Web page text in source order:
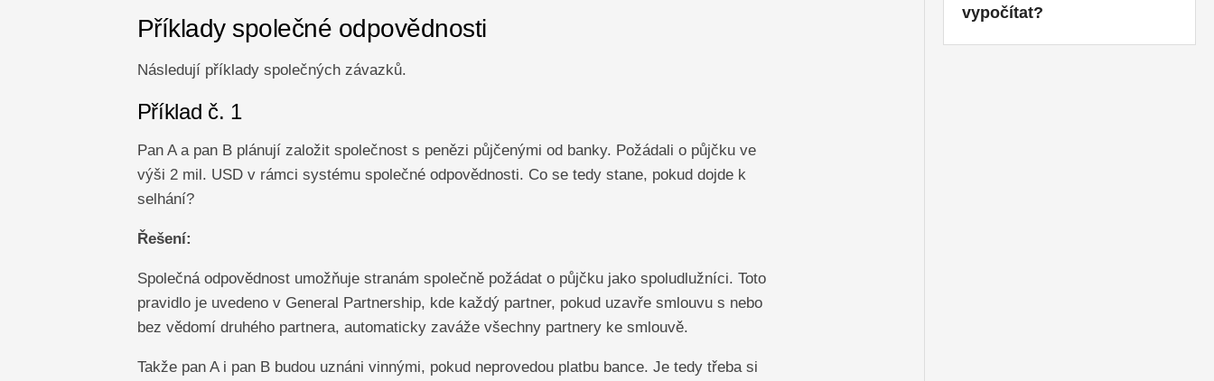
Příklady společné odpovědnosti
Následují příklady společných závazků.
Příklad č. 1
Pan A a pan B plánují založit společnost s penězi půjčenými od banky. Požádali o půjčku ve
výši 2 mil. USD v rámci systému společné odpovědnosti. Co se tedy stane, pokud dojde k
selhání?
Řešení:
Společná odpovědnost umožňuje stranám společně požádat o půjčku jako spoludlužníci. Toto
pravidlo je uvedeno v General Partnership, kde každý partner, pokud uzavře smlouvu s nebo
bez vědomí druhého partnera, automaticky zaváže všechny partnery ke smlouvě.
Takže pan A i pan B budou uznáni vinnými, pokud neprovedou platbu bance. Je tedy třeba si
vypočítat?